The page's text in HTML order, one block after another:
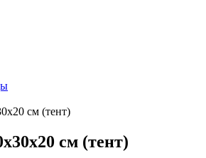
см (тент)
см (тент)